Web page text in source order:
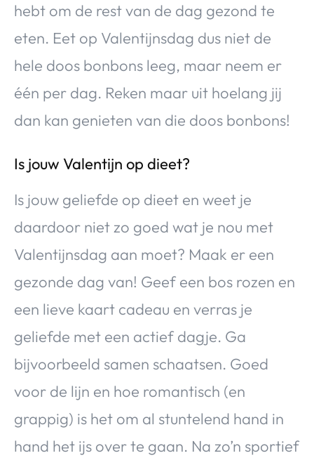
hebt om de rest van de dag gezond te
eten. Eet op Valentijnsdag dus niet de
hele doos bonbons leeg, maar neem er
één per dag. Reken maar uit hoelang jij
dan kan genieten van die doos bonbons!
Is jouw Valentijn op dieet?
Is jouw geliefde op dieet en weet je
daardoor niet zo goed wat je nou met
Valentijnsdag aan moet? Maak er een
gezonde dag van! Geef een bos rozen en
een lieve kaart cadeau en verras je
geliefde met een actief dagje. Ga
bijvoorbeeld samen schaatsen. Goed
voor de lijn en hoe romantisch (en
grappig) is het om al stuntelend hand in
hand het ijs over te gaan. Na zo’n sportief